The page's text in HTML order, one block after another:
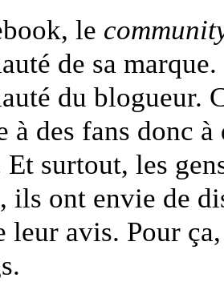
le
de sa
du blogueur.
à des fans donc
surtout, les
ils ont envie de
leur avis. Pour